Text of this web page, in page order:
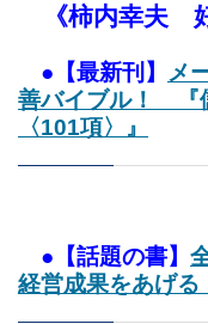
《柿内幸夫 好
●【最新刊】
メ
善バイブル！ 『
〈101項〉』
●【話題の書】
経営成果をあげ